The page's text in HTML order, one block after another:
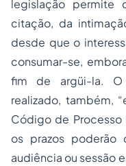
legislação
citação, da
desde que o
consumar-se,
fim de argüi-la. O
realizado, também,
Código de Processo
os prazos
audiência ou sessão